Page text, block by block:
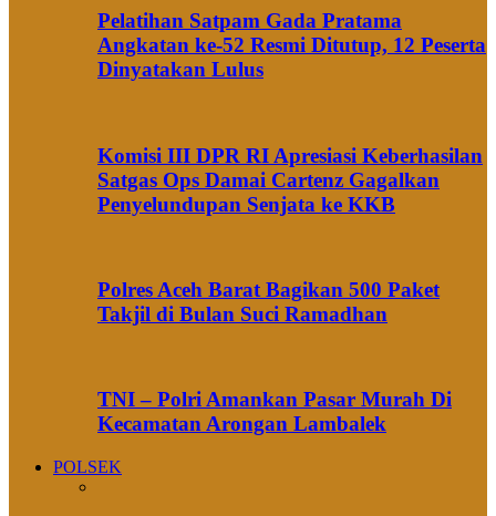
Pelatihan Satpam Gada Pratama
Angkatan ke-52 Resmi Ditutup, 12 Peserta
Dinyatakan Lulus
Komisi III DPR RI Apresiasi Keberhasilan
Satgas Ops Damai Cartenz Gagalkan
Penyelundupan Senjata ke KKB
Polres Aceh Barat Bagikan 500 Paket
Takjil di Bulan Suci Ramadhan
TNI – Polri Amankan Pasar Murah Di
Kecamatan Arongan Lambalek
POLSEK